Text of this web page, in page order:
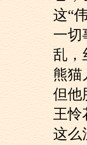


乱，

但他

这么